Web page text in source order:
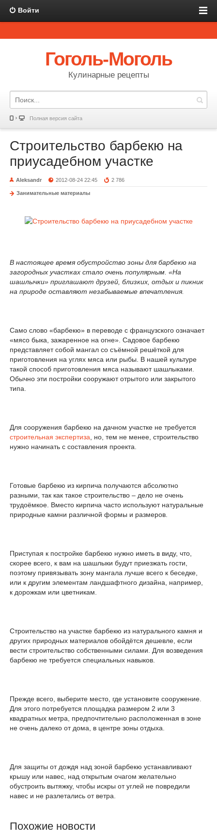
Войти
Гоголь-Моголь
Кулинарные рецепты
Полная версия сайта
Строительство барбекю на
приусадебном участке
Aleksandr 2012-08-24 22:45 2 786
Занимательные материалы
В настоящее время обустройство зоны для барбекю на
загородных участках стало очень популярным. «На
шашлычки» приглашают друзей, близких, отдых и пикник
на природе оставляют незабываемые впечатления.
Само слово «барбекю» в переводе с французского означает
«мясо быка, зажаренное на огне». Садовое барбекю
представляет собой мангал со съёмной решёткой для
приготовления на углях мяса или рыбы. В нашей культуре
такой способ приготовления мяса называют шашлыками.
Обычно эти постройки сооружают отрытого или закрытого
типа.
Для сооружения барбекю на дачном участке не требуется
строительная экспертиза , но, тем не менее, строительство
нужно начинать с составления проекта.
Готовые барбекю из кирпича получаются абсолютно
разными, так как такое строительство – дело не очень
трудоёмкое. Вместо кирпича часто используют натуральные
природные камни различной формы и размеров.
Приступая к постройке барбекю нужно иметь в виду, что,
скорее всего, к вам на шашлыки будут приезжать гости,
поэтому привязывать зону мангала лучше всего к беседке,
или к другим элементам ландшафтного дизайна, например,
к дорожкам или цветникам.
Строительство на участке барбекю из натурального камня и
других природных материалов обойдётся дешевле, если
вести строительство собственными силами. Для возведения
барбекю не требуется специальных навыков.
Прежде всего, выберите место, где установите сооружение.
Для этого потребуется площадка размером 2 или 3
квадратных метра, предпочтительно расположенная в зоне
не очень далеко от дома, в центре зоны отдыха.
Для защиты от дождя над зоной барбекю устанавливают
крышу или навес, над открытым очагом желательно
обустроить вытяжку, чтобы искры от углей не повредили
навес и не разлетались от ветра.
Похожие новости